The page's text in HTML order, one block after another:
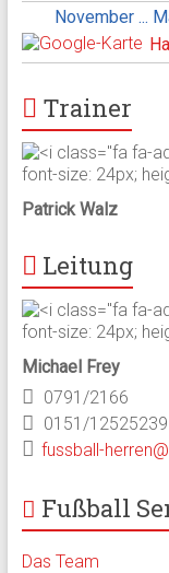
November ...
Trainer
Patrick Walz
Leitung
Michael Frey
0791/2166
0151/12525239
fussball-
Fußball
Das Team